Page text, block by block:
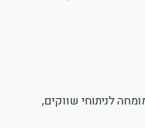
לניתוחי שווקים,